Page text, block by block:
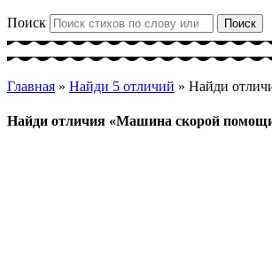
Поиск Поиск
Главная » Найди 5 отличий » Найди
Найди отличия «Машина скорой